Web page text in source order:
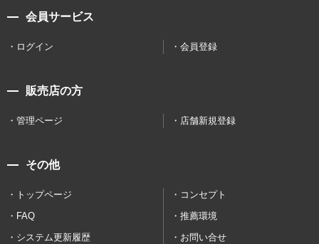
会員サービス
ログイン 会員登録
販売店の方
管理ページ 店舗新規登録
その他
トップページ
コンセプト
FAQ
推薦環境
システム更新履歴
お問い合せ